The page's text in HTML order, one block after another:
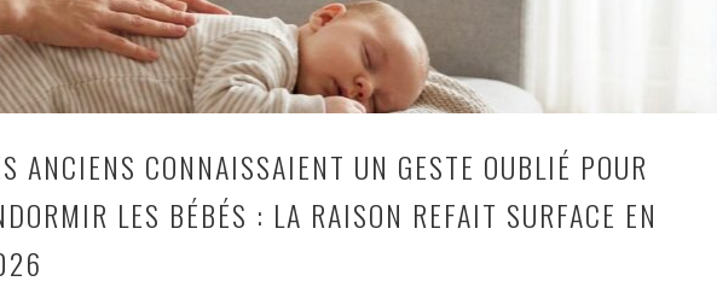
ANCIENS CONNAISSAIENT UN GESTE OUBLIÉ POUR
LES BÉBÉS : LA RAISON REFAIT SURFACE EN